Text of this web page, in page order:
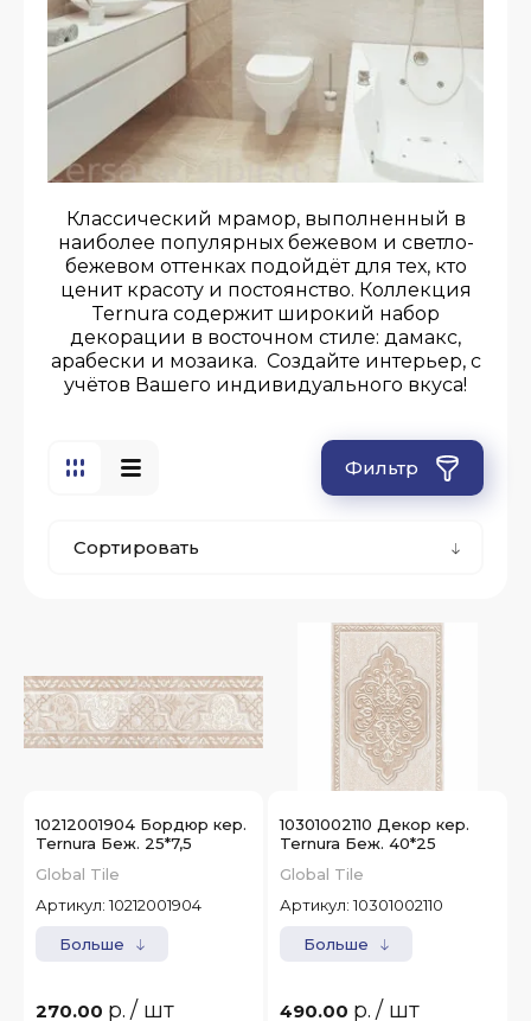
Классический мрамор, выполненный в
наиболее популярных бежевом и светло-
бежевом оттенках подойдёт для тех, кто
ценит красоту и постоянство. Коллекция
Ternura содержит широкий набор
декорации в восточном стиле: дамакс,
арабески и мозаика. Создайте интерьер, с
учётов Вашего индивидуального вкуса!
Фильтр
Сортировать
10212001904 Бордюр кер.
Ternura Беж. 25*7,5
Global Tile
Артикул:10212001904
Больше
270.00 р. / шт
10301002110 Декор кер.
Ternura Беж. 40*25
Global Tile
Артикул:10301002110
Больше
490.00 р. / шт